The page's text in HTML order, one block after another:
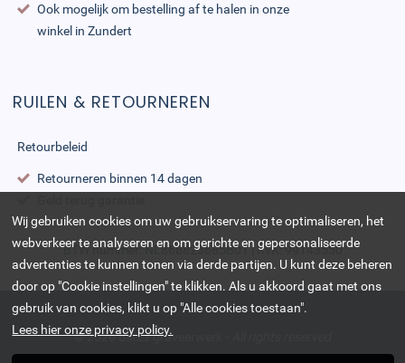
Ook mogelijk om bestelling af te halen in onze
winkel in Zundert
RUILEN & RETOURNEREN
Retourbeleid
Retourneren binnen 14 dagen
BTW nummer: NL868823685B01 | KvK: 99143550
© 2026BlitZz graveerwerk
Wij gebruiken cookies om uw gebruikservaring te optimaliseren, het
webverkeer te analyseren en om gerichte en gepersonaliseerde
advertenties te kunnen tonen via derde partijen. U kunt deze beheren
door op "Cookie instellingen" te klikken. Als u akkoord gaat met ons
gebruik van cookies, klikt u op "Alle cookies toestaan".
Lees hier onze privacy policy.